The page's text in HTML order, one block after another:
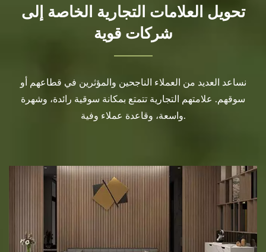
تحويل العلامات التجارية الخاصة إلى
شركات قوية
نساعد العديد من العملاء الناجحين والمؤثرين في قطاعهم أو
سوقهم. علامتهم التجارية تتمتع بمكانة سوقية رائدة، وشهرة
واسعة، وقاعدة عملاء وفية.